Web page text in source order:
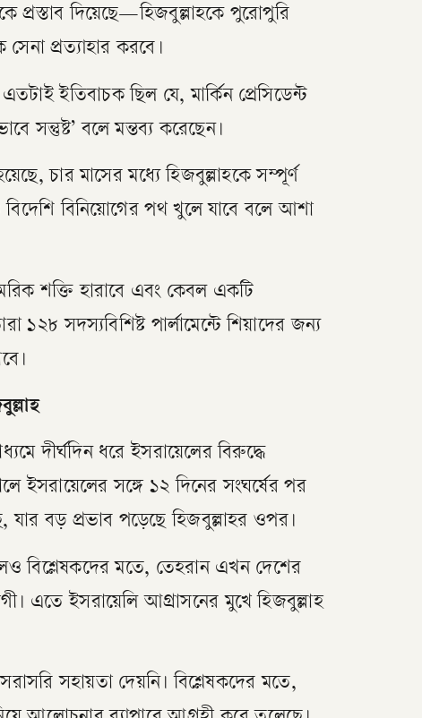
প্রস্তাব দিয়েছে—হিজবুল্লাহকে পুরোপুরি
সেনা প্রত্যাহার করবে।
ইতিবাচক ছিল যে, মার্কিন প্রেসিডেন্ট
সন্তুষ্ট’ বলে মন্তব্য করেছেন।
চার মাসের মধ্যে হিজবুল্লাহকে সম্পূর্ণ
বিদেশি বিনিয়োগের পথ খুলে যাবে বলে আশা
শক্তি হারাবে এবং কেবল একটি
সদস্যবিশিষ্ট পার্লামেন্টে শিয়াদের জন্য
দীর্ঘদিন ধরে ইসরায়েলের বিরুদ্ধে
ইসরায়েলের সঙ্গে ১২ দিনের সংঘর্ষের পর
যার বড় প্রভাব পড়েছে হিজবুল্লাহর ওপর।
বিশ্লেষকদের মতে, তেহরান এখন দেশের
এতে ইসরায়েলি আগ্রাসনের মুখে হিজবুল্লাহ
সহায়তা দেয়নি। বিশ্লেষকদের মতে,